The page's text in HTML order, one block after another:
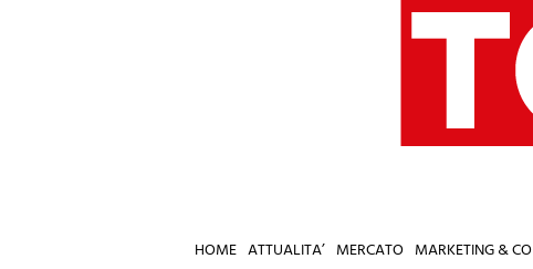
HOME ATTUALITA’ MERCATO MARKETING & CO